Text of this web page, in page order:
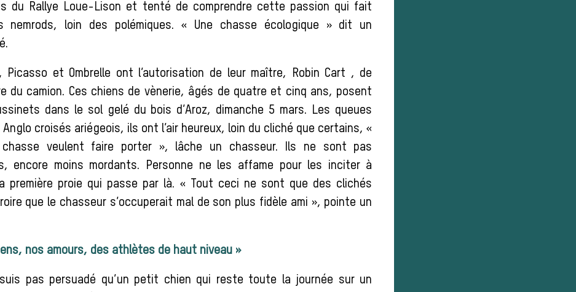
du Rallye Loue-Lison et tenté de comprendre cette passion qui fait
nemrods, loin des polémiques. « Une chasse écologique » dit un
Picasso et Ombrelle ont l’autorisation de leur maître, Robin Cart , de
du camion. Ces chiens de vènerie, âgés de quatre et cinq ans, posent
dans le sol gelé du bois d’Aroz, dimanche 5 mars. Les queues
croisés ariégeois, ils ont l’air heureux, loin du cliché que certains, «
veulent faire porter », lâche un chasseur. Ils ne sont pas
encore moins mordants. Personne ne les affame pour les inciter à
première proie qui passe par là. « Tout ceci ne sont que des clichés
que le chasseur s’occuperait mal de son plus fidèle ami », pointe un
nos amours, des athlètes de haut niveau »
pas persuadé qu’un petit chien qui reste toute la journée sur un